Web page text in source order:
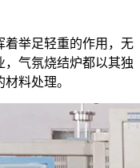
着举足轻重的作用，无
气氛烧结炉都以其独
料处理。